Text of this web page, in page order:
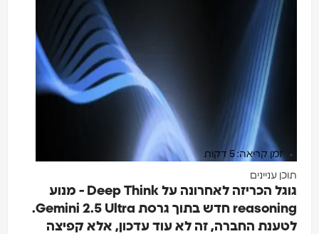
זמן קריאה: 5 דקות
תוכן עניינים
גוגל הכריזה לאחרונה על Deep Think - מנוע
reasoning חדש בתוך גרסת Gemini 2.5 Ultra.
לטענת החברה, זה לא עוד עדכון, אלא קפיצה